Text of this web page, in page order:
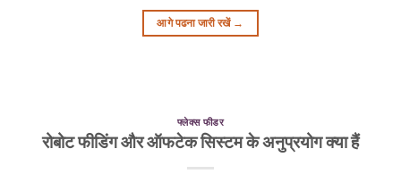
आगे पढना जारी रखें →
फ्लेक्स फीडर
रोबोट फीडिंग और ऑफटेक सिस्टम के अनुप्रयोग क्या हैं